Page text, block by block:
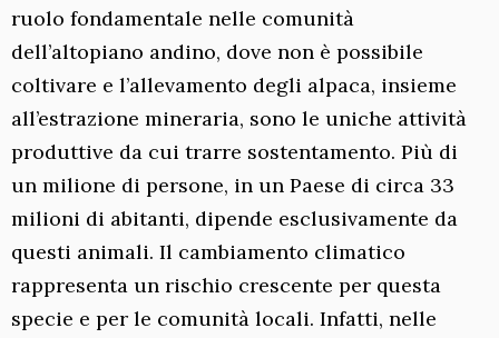
ruolo fondamentale nelle comunità
dell’altopiano andino, dove non è possibile
coltivare e l’allevamento degli alpaca, insieme
all’estrazione mineraria, sono le uniche attività
produttive da cui trarre sostentamento. Più di
un milione di persone, in un Paese di circa 33
milioni di abitanti, dipende esclusivamente da
questi animali. Il cambiamento climatico
rappresenta un rischio crescente per questa
specie e per le comunità locali. Infatti, nelle